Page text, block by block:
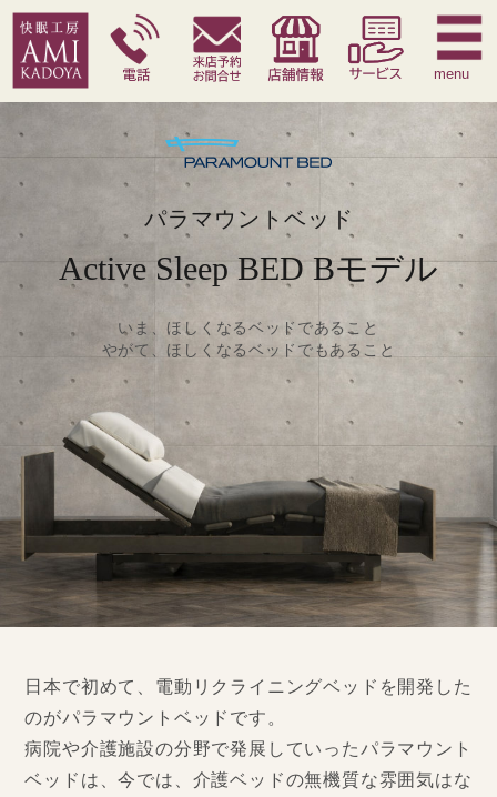
快眠枕 腰痛対策寝具 季節寝具 サービス
menu
パラマウントベッド
Active Sleep BED Bモデル
いま、ほしくなるベッドであること
やがて、ほしくなるベッドでもあること
日本で初めて、電動リクライニングベッドを開発した
のがパラマウントベッドです。
病院や介護施設の分野で発展していったパラマウント
ベッドは、今では、介護ベッドの無機質な雰囲気はな